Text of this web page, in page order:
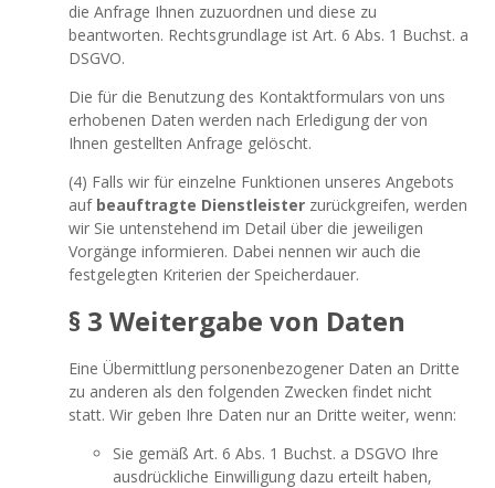
die Anfrage Ihnen zuzuordnen und diese zu
beantworten. Rechtsgrundlage ist Art. 6 Abs. 1 Buchst. a
DSGVO.
Die für die Benutzung des Kontaktformulars von uns
erhobenen Daten werden nach Erledigung der von
Ihnen gestellten Anfrage gelöscht.
(4) Falls wir für einzelne Funktionen unseres Angebots
auf beauftragte Dienstleister zurückgreifen, werden
wir Sie untenstehend im Detail über die jeweiligen
Vorgänge informieren. Dabei nennen wir auch die
festgelegten Kriterien der Speicherdauer.
§ 3 Weitergabe von Daten
Eine Übermittlung personenbezogener Daten an Dritte
zu anderen als den folgenden Zwecken findet nicht
statt. Wir geben Ihre Daten nur an Dritte weiter, wenn:
Sie gemäß Art. 6 Abs. 1 Buchst. a DSGVO Ihre
ausdrückliche Einwilligung dazu erteilt haben,